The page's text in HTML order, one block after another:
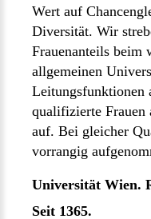
Wert auf
Diversität. Wir
Frauenanteils beim
allgemeinen
Leitungsfunktionen
qualifizierte Frauen
auf. Bei gleicher
vorrangig
Universität Wien.
Seit 1365.